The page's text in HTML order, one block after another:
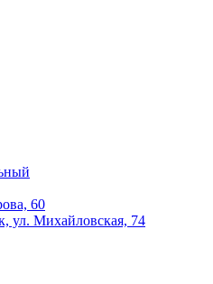
60
ул. Михайловская, 74